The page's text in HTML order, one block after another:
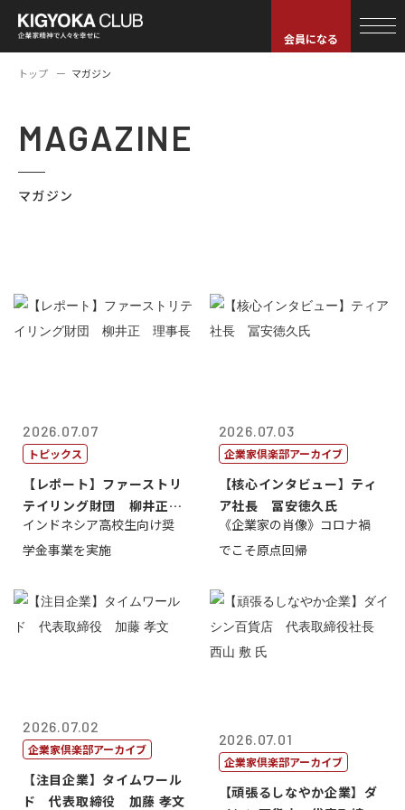
会員になる
トップ マガジン
MAGAZINE
マガジン
2026.07.07
トピックス
【レポート】ファーストリ
テイリング財団 柳井正
理事長
インドネシア高校生向け奨
学金事業を実施
2026.07.03
企業家倶楽部アーカイブ
【核心インタビュー】ティ
ア社長 冨安徳久氏
《企業家の肖像》コロナ禍
でこそ原点回帰
2026.07.02
企業家倶楽部アーカイブ
【注目企業】タイムワール
ド 代表取締役 加藤 孝文
2026.07.01
企業家倶楽部アーカイブ
【頑張るしなやか企業】ダ